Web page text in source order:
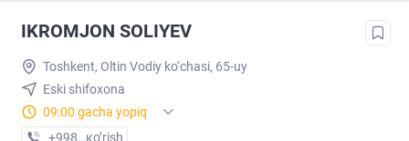
IKROMJON SOLIYEV
Toshkent, Oltin Vodiy ko‘chasi, 65-uy
Eski shifoxona
09:00 gacha yopiq
+998 (99) XXX-XX-XX
кo’rish